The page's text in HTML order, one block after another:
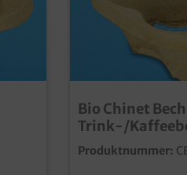
Bio Chinet
Trink-/
Produktnummer: